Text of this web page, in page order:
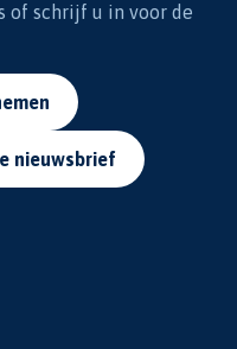
of schrijf u in voor de
nieuwsbrief